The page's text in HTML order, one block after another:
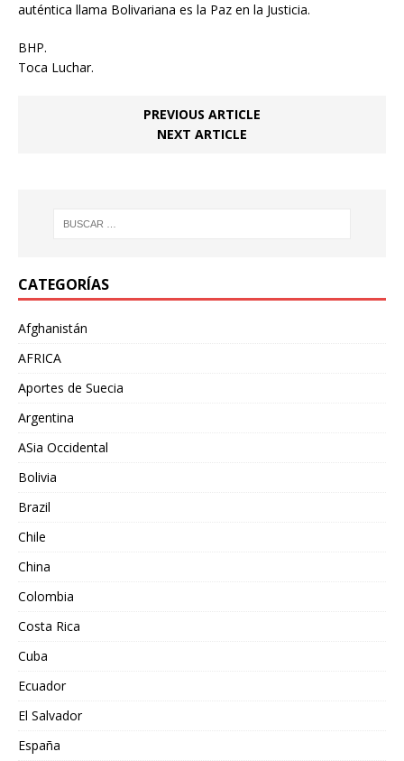
auténtica llama Bolivariana es la Paz en la Justicia.
BHP.
Toca Luchar.
PREVIOUS ARTICLE
NEXT ARTICLE
CATEGORÍAS
Afghanistán
AFRICA
Aportes de Suecia
Argentina
ASia Occidental
Bolivia
Brazil
Chile
China
Colombia
Costa Rica
Cuba
Ecuador
El Salvador
España